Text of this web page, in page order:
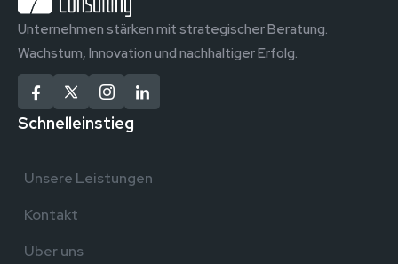
Unternehmen stärken mit strategischer Beratung.
Wachstum, Innovation und nachhaltiger Erfolg.
Schnelleinstieg
Unsere Leistungen
Kontakt
Über uns